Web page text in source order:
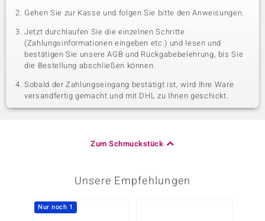
Gehen Sie zur Kasse und folgen Sie bitte den Anweisungen.
Jetzt durchlaufen Sie die einzelnen Schritte
(Zahlungsinformationen eingeben etc.) und lesen und
bestätigen Sie unsere AGB und Rückgabebelehrung, bis Sie
die Bestellung abschließen können.
Sobald der Zahlungseingang bestätigt ist, wird Ihre Ware
versandfertig gemacht und mit DHL zu Ihnen geschickt.
Zum Schmuckstück
Unsere Empfehlungen
Nur noch 1